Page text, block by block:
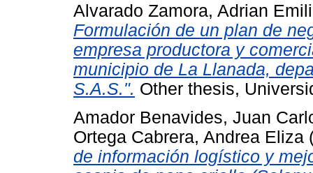
Alvarado Zamora, Adrian
Formulación de un plan de
empresa productora y
municipio de La Llanada,
S.A.S.". Other thesis,
Amador Benavides, Juan
Ortega Cabrera, Andrea Eliza
de información logístico y